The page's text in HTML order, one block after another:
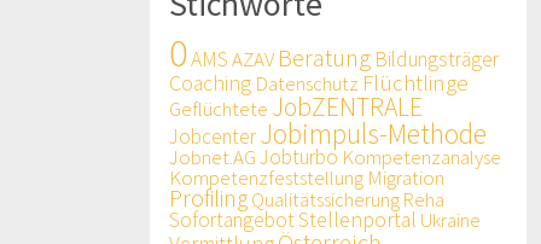
0AMSAZAV Beratung Bildungsträger
Coaching Datenschutz Flüchtlinge
Geflüchtete JobZENTRALE
JobcenterJobimpuls-Methode
Jobnet.AGJobturbo Kompetenzanalyse
Kompetenzfeststellung Migration
ProfilingQualitätssicherungReha
SofortangebotStellenportal Ukraine